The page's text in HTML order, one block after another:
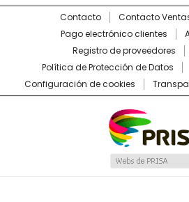
Contacto Contacto
Pago electrónico clientes
Registro de proveedores
Política de Protección de Datos
Configuración de cookies